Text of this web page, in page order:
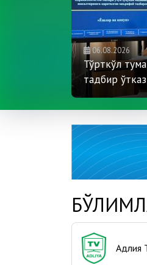
06.08.2026
Тўрткўл
тадбир
Адлия